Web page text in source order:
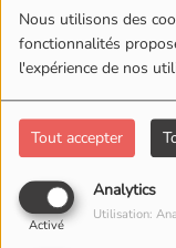
Nous utilisons des
fonctionnalités
l'expérience de nos
Tout accepter
Analytics
Activé
Utilisation:
04:22
GALAXIE IA